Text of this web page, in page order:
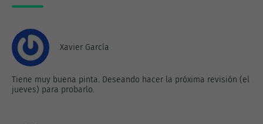
Xavier García
Tiene muy buena pinta. Deseando hacer la próxima revisión (el
jueves) para probarlo.